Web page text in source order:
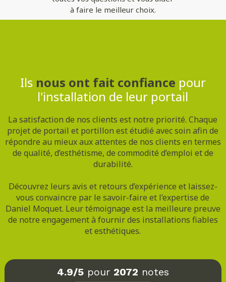
à faire le meilleur choix.
Ils nous ont fait confiance pour
l'installation de leur portail
La satisfaction de nos clients est notre priorité. Chaque
projet de portail et portillon est étudié avec soin afin de
répondre au mieux aux attentes de nos clients en termes
de qualité, d’esthétisme, de commodité d’emploi et de
durabilité.
Découvrez leurs avis et retours d’expérience et laissez-
vous convaincre par le savoir-faire et l’expertise de
Daniel Moquet. Leur témoignage est la meilleure preuve
de notre engagement à fournir des installations fiables
et esthétiques.
4.9/5pour 2072 notes